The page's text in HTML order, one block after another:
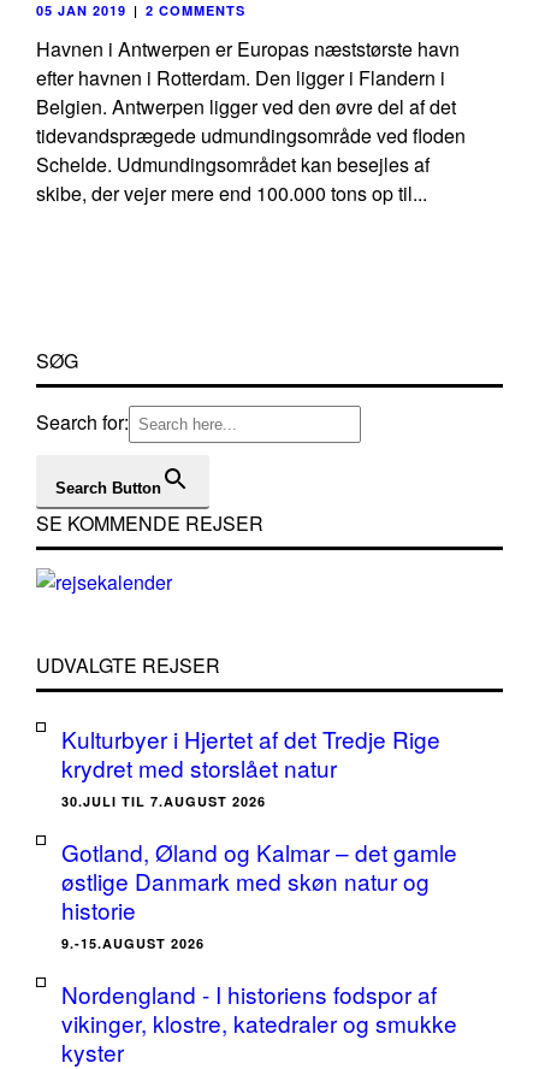
05 JAN 2019 | 2 COMMENTS
Havnen i Antwerpen er Europas næststørste havn
efter havnen i Rotterdam. Den ligger i Flandern i
Belgien. Antwerpen ligger ved den øvre del af det
tidevandsprægede udmundingsområde ved floden
Schelde. Udmundingsområdet kan besejles af
skibe, der vejer mere end 100.000 tons op til...
SØG
Search for:
Search Button
SE KOMMENDE REJSER
UDVALGTE REJSER
Kulturbyer i Hjertet af det Tredje Rige
krydret med storslået natur
30.JULI TIL 7.AUGUST 2026
Gotland, Øland og Kalmar – det gamle
østlige Danmark med skøn natur og
historie
9.-15.AUGUST 2026
Nordengland - I historiens fodspor af
vikinger, klostre, katedraler og smukke
kyster